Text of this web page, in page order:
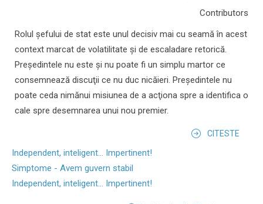
Contributors
Rolul şefului de stat este unul decisiv mai cu seamă în acest
context marcat de volatilitate şi de escaladare retorică.
Preşedintele nu este şi nu poate fi un simplu martor ce
consemnează discuţii ce nu duc nicăieri. Preşedintele nu
poate ceda nimănui misiunea de a acţiona spre a identifica o
cale spre desemnarea unui nou premier.
CITESTE
Independent, inteligent... Impertinent!
Simptome - Avem guvern stabil
Independent, inteligent... Impertinent!